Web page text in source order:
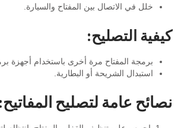
خلل في الاتصال بين المفتاح والسيارة.
كيفية التصليح:
برمجة المفتاح مرة أخرى باستخدام أجهزة
استبدال الشريحة أو البطارية.
نصائح عامة لتصليح المفاتيح: